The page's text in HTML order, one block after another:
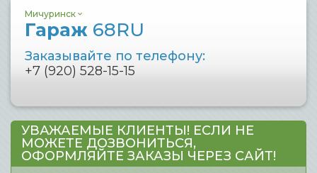
Мичуринск
Гараж 68RU
Заказывайте по телефону:
+7 (920) 528-15-15
УВАЖАЕМЫЕ КЛИЕНТЫ! ЕСЛИ НЕ
МОЖЕТЕ ДОЗВОНИТЬСЯ,
ОФОРМЛЯЙТЕ ЗАКАЗЫ ЧЕРЕЗ САЙТ!